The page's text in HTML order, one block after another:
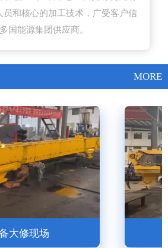
和核心的加工技术，广受客户信
国能源集团供应商。
作。
赖。
放心无忧。
MORE
大修现场